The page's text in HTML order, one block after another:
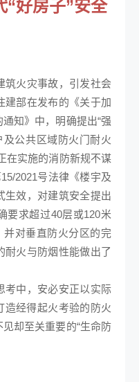
“好房子”安全
筑火灾事故，引发社会
建部在发布的《关于加
知》中，明确提出“强
及公共区域防火门耐火
在实施的消防新规不谋
2021号法律《楼宇及
生效，对建筑安全提出
要求超过40层或120米
并对垂直防火分区的完
耐火与防烟性能做出了
考中，安必安正以实际
经得起火考验的防火
却至关重要的“生命防